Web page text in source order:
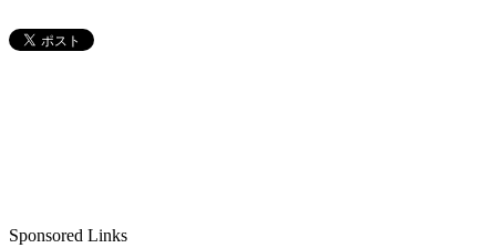
Sponsored Links